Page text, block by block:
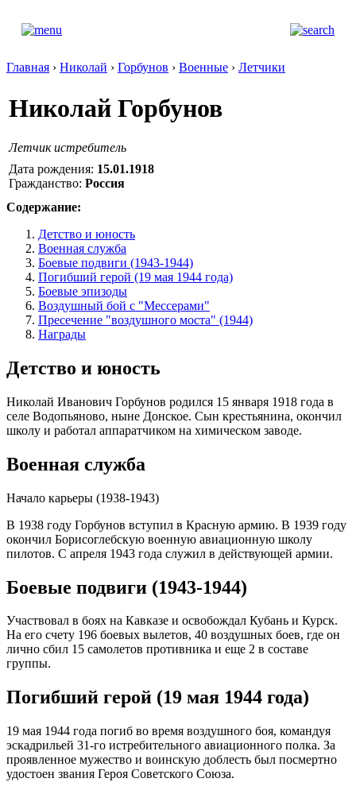
Главная › Николай › Горбунов › Военные › Летчики
Николай Горбунов
Летчик истребитель
Дата рождения: 15.01.1918
Гражданство: Россия
Содержание:
Детство и юность
Военная служба
Боевые подвиги (1943-1944)
Погибший герой (19 мая 1944 года)
Боевые эпизоды
Воздушный бой с "Мессерами"
Пресечение "воздушного моста" (1944)
Награды
Детство и юность
Николай Иванович Горбунов родился 15 января 1918 года в
селе Водопьяново, ныне Донское. Сын крестьянина, окончил
школу и работал аппаратчиком на химическом заводе.
Военная служба
Начало карьеры (1938-1943)
В 1938 году Горбунов вступил в Красную армию. В 1939 году
окончил Борисоглебскую военную авиационную школу
пилотов. С апреля 1943 года служил в действующей армии.
Боевые подвиги (1943-1944)
Участвовал в боях на Кавказе и освобождал Кубань и Курск.
На его счету 196 боевых вылетов, 40 воздушных боев, где он
лично сбил 15 самолетов противника и еще 2 в составе
группы.
Погибший герой (19 мая 1944 года)
19 мая 1944 года погиб во время воздушного боя, командуя
эскадрильей 31-го истребительного авиационного полка. За
проявленное мужество и воинскую доблесть был посмертно
удостоен звания Героя Советского Союза.